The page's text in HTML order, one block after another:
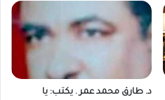
د. طارق محمد عمر . يكتب: يا